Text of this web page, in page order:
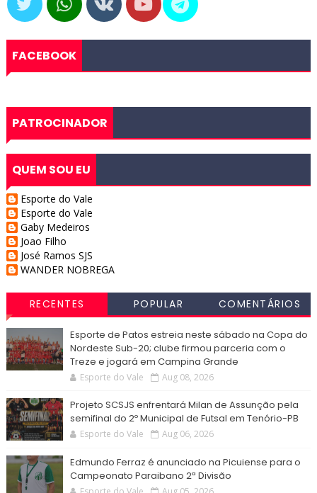
FACEBOOK
PATROCINADOR
QUEM SOU EU
Esporte do Vale
Esporte do Vale
Gaby Medeiros
Joao Filho
José Ramos SJS
WANDER NOBREGA
RECENTES POPULAR COMENTÁRIOS
Esporte de Patos estreia neste sábado na Copa do
Nordeste Sub-20; clube firmou parceria com o
Treze e jogará em Campina Grande
Esporte do Vale Aug 08, 2026
Projeto SCSJS enfrentará Milan de Assunção pela
semifinal do 2º Municipal de Futsal em Tenório-PB
Esporte do Vale Aug 06, 2026
Edmundo Ferraz é anunciado na Picuiense para o
Campeonato Paraibano 2ª Divisão